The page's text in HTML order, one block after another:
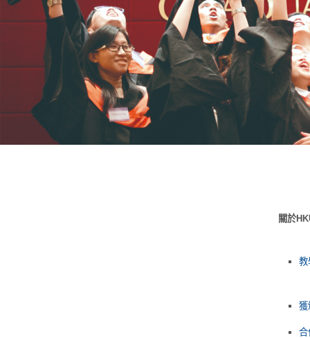
關於
教
獲
合